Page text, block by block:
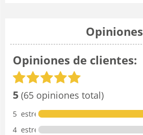
Opiniones
Opiniones de clientes:
5 (65 opiniones total)
5 estrellas
4 estrellas